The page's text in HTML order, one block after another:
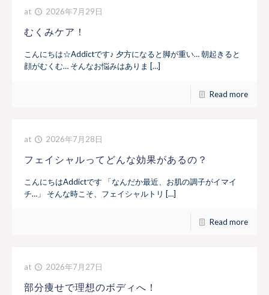
at 2026年7月29日
むくみケア！
こんにちは☆Addictです♪ 夕方になると脚が重い… 朝起きると
顔がむくむ… そんなお悩みはありま […]
Read more
at 2026年7月28日
フェイシャルってどんな効果があるの？
こんにちはAddictです 「なんだか最近、お肌の調子がイマイ
チ…」 そんな時こそ、フェイシャルトリ […]
Read more
at 2026年7月27日
部分痩せで理想のボディへ！